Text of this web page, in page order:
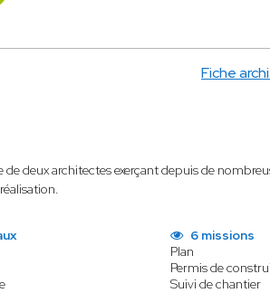
Fiche
deux architectes exerçant depuis de
6 missions
Plan
Permis de
Suivi de chantier